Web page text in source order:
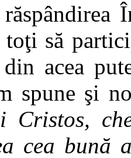
toţi să
acea
spune şi
Cristos,
cea bună